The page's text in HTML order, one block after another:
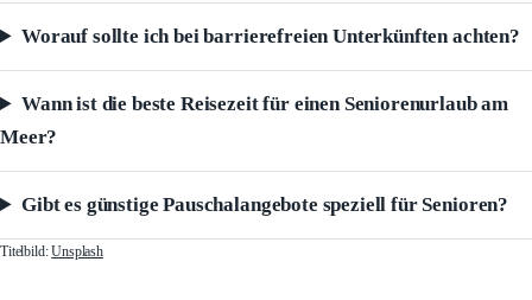
Worauf sollte ich bei barrierefreien Unterkünften achten?
Wann ist die beste Reisezeit für einen Seniorenurlaub am
Meer?
Gibt es günstige Pauschalangebote speziell für Senioren?
Titelbild:Unsplash